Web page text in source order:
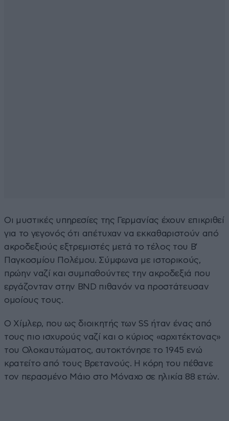
Οι μυστικές υπηρεσίες της Γερμανίας έχουν επικριθεί
για το γεγονός ότι απέτυχαν να εκκαθαριστούν από
ακροδεξιούς εξτρεμιστές μετά το τέλος του Β’
Παγκοσμίου Πολέμου. Σύμφωνα με ιστορικούς,
πρώην ναζί και συμπαθούντες την ακροδεξιά που
εργάζονταν στην BND πιθανόν να προστάτευσαν
ομοίους τους.
Ο Χίμλερ, που ως διοικητής των SS ήταν ένας από
τους πιο ισχυρούς ναζί και ο κύριος «αρχιτέκτονας»
του Ολοκαυτώματος, αυτοκτόνησε το 1945 ενώ
κρατείτο από τους Βρετανούς. Η κόρη του πέθανε
τον περασμένο Μάιο στο Μόναχο σε ηλικία 88 ετών.